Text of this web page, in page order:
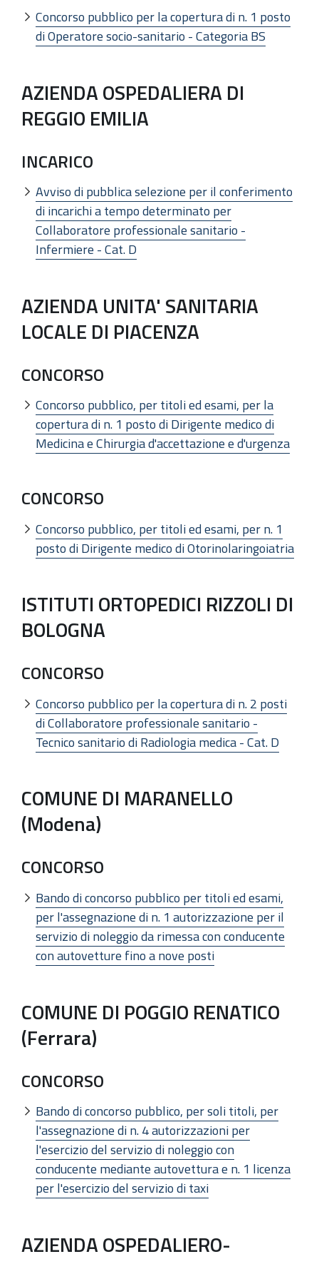
Concorso pubblico per la copertura di n. 1 posto
di Operatore socio-sanitario - Categoria BS
AZIENDA OSPEDALIERA DI
REGGIO EMILIA
INCARICO
Avviso di pubblica selezione per il conferimento
di incarichi a tempo determinato per
Collaboratore professionale sanitario -
Infermiere - Cat. D
AZIENDA UNITA' SANITARIA
LOCALE DI PIACENZA
CONCORSO
Concorso pubblico, per titoli ed esami, per la
copertura di n. 1 posto di Dirigente medico di
Medicina e Chirurgia d'accettazione e d'urgenza
CONCORSO
Concorso pubblico, per titoli ed esami, per n. 1
posto di Dirigente medico di Otorinolaringoiatria
ISTITUTI ORTOPEDICI RIZZOLI DI
BOLOGNA
CONCORSO
Concorso pubblico per la copertura di n. 2 posti
di Collaboratore professionale sanitario -
Tecnico sanitario di Radiologia medica - Cat. D
COMUNE DI MARANELLO
(Modena)
CONCORSO
Bando di concorso pubblico per titoli ed esami,
per l'assegnazione di n. 1 autorizzazione per il
servizio di noleggio da rimessa con conducente
con autovetture fino a nove posti
COMUNE DI POGGIO RENATICO
(Ferrara)
CONCORSO
Bando di concorso pubblico, per soli titoli, per
l'assegnazione di n. 4 autorizzazioni per
l'esercizio del servizio di noleggio con
conducente mediante autovettura e n. 1 licenza
per l'esercizio del servizio di taxi
AZIENDA OSPEDALIERO-